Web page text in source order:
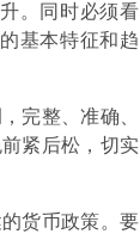
。同时必须看
基本特征和趋
完整、准确、
紧后松，切实
货币政策。要